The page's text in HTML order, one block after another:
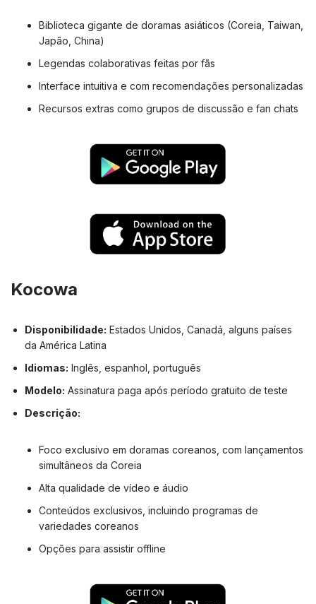
Biblioteca gigante de doramas asiáticos (Coreia, Taiwan,
Japão, China)
Legendas colaborativas feitas por fãs
Interface intuitiva e com recomendações personalizadas
Recursos extras como grupos de discussão e fan chats
Kocowa
Disponibilidade: Estados Unidos, Canadá, alguns países
da América Latina
Idiomas: Inglês, espanhol, português
Modelo: Assinatura paga após período gratuito de teste
Descrição:
Foco exclusivo em doramas coreanos, com lançamentos
simultâneos da Coreia
Alta qualidade de vídeo e áudio
Conteúdos exclusivos, incluindo programas de
variedades coreanos
Opções para assistir offline